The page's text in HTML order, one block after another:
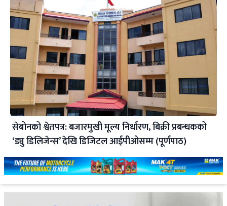
सेबोनको श्वेतपत्र: बजारमुखी मूल्य निर्धारण, बिक्री प्रबन्धकको
‘ड्यु डिलिजेन्स’ देखि डिजिटल आईपीओसम्म (पूर्णपाठ)